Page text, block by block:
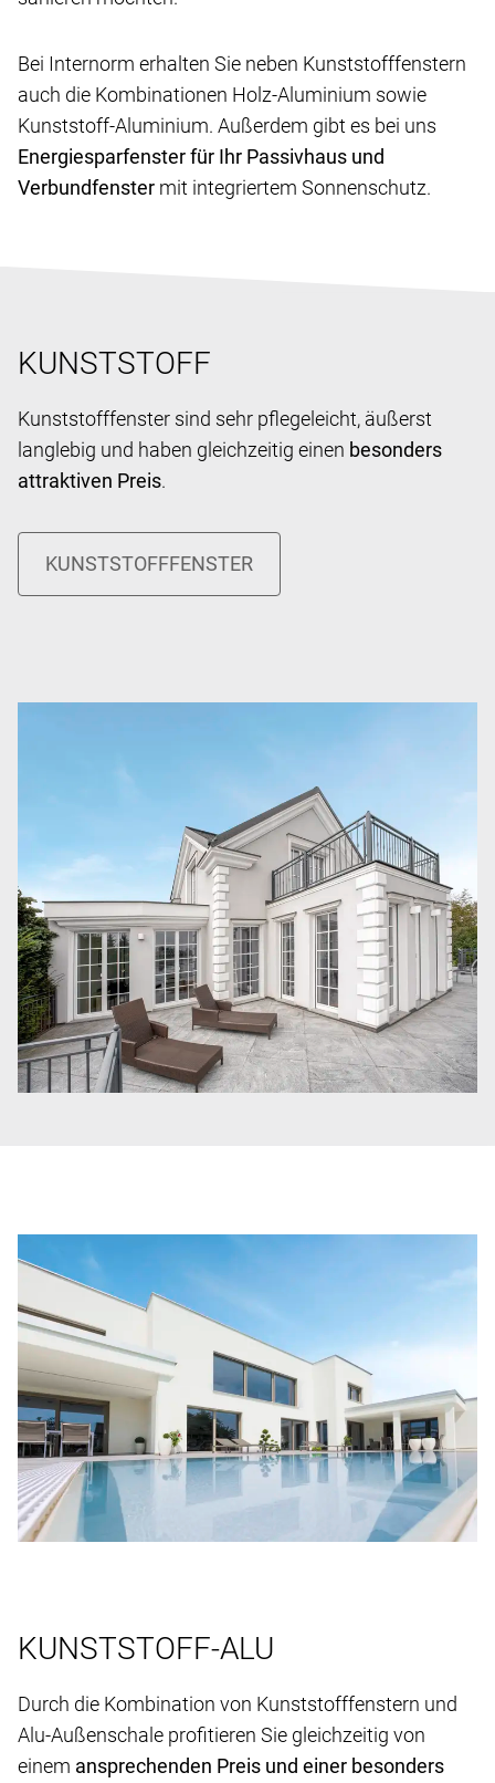
Bei Internorm erhalten Sie neben Kunststofffenstern
auch die Kombinationen Holz-Aluminium sowie
Kunststoff-Aluminium. Außerdem gibt es bei uns
Energiesparfenster für Ihr Passivhaus und
Verbundfenster mit integriertem Sonnenschutz.
KUNSTSTOFF
Kunststofffenster sind sehr pflegeleicht, äußerst
langlebig und haben gleichzeitig einen besonders
attraktiven Preis.
KUNSTSTOFF-ALU
Durch die Kombination von Kunststofffenstern und
Alu-Außenschale profitieren Sie gleichzeitig von
einem ansprechenden Preis und einer besonders